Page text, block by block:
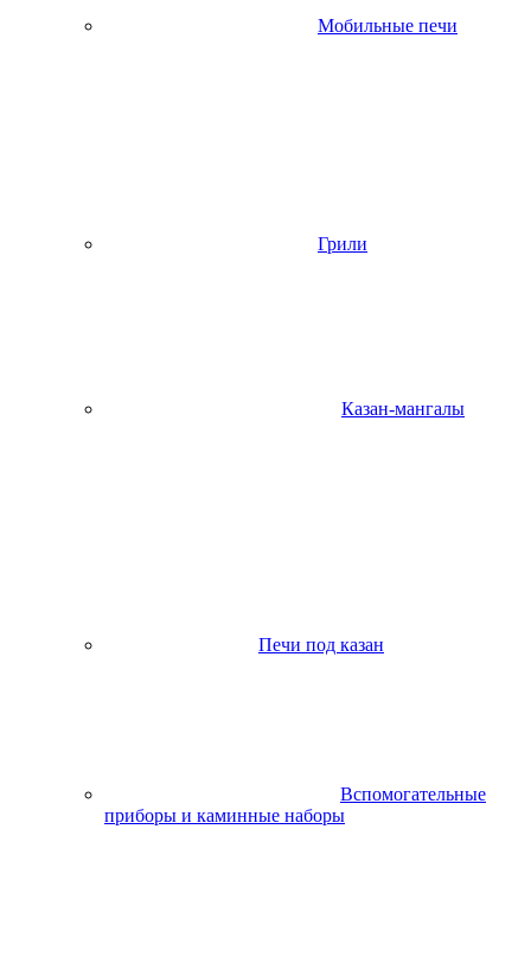
Мобильные печи
Грили
Казан-мангалы
Печи под казан
Вспомогательные
приборы и каминные наборы